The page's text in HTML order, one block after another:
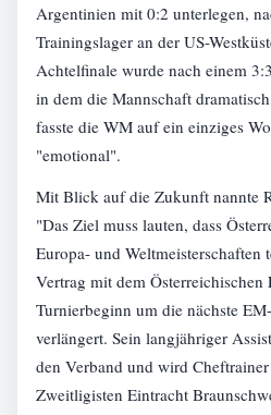
Argentinien mit 0:2 unterlegen,
Trainingslager an der US-
Achtelfinale wurde nach einem
in dem die Mannschaft
fasste die WM auf ein einziges
"emotional".
Mit Blick auf die Zukunft nannte
"Das Ziel muss lauten, dass
Europa- und Weltmeisterschaften
Vertrag mit dem
Turnierbeginn um die nächste
verlängert. Sein langjähriger
den Verband und wird
Zweitligisten Eintracht